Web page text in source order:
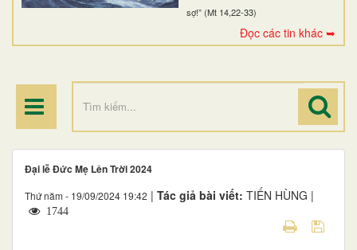
sợ!” (Mt 14,22-33)
Đọc các tin khác ➥
ĐIỂM HÀNH HƯƠNG
Đại lễ Đức Mẹ Lên Trời 2024
Thứ năm - 19/09/2024 19:42 | Tác giả bài viết: TIẾN HÙNG |
1744